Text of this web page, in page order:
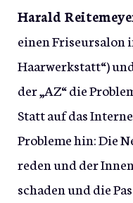
Harald
einen Friseursalon
Haarwerkstatt“)
der „AZ“ die
Statt auf das
Probleme hin: Die
reden und der
schaden und die